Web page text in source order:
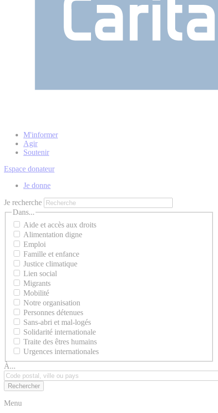
M'informer
Agir
Soutenir
Espace donateur
Je donne
Je recherche
Dans...
Aide et accès aux droits
Alimentation digne
Emploi
Famille et enfance
Justice climatique
Lien social
Migrants
Mobilité
Notre organisation
Personnes détenues
Sans-abri et mal-logés
Solidarité internationale
Traite des êtres humains
Urgences internationales
À...
Menu